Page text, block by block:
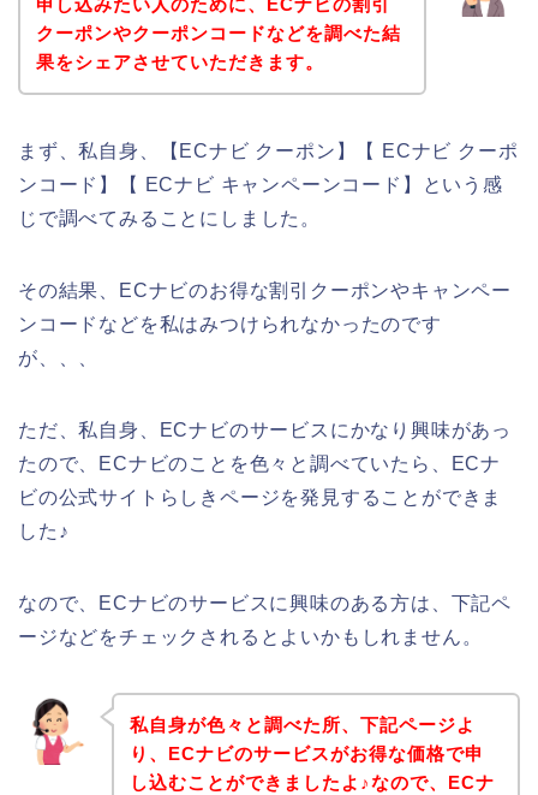
申し込みたい人のために、ECナビの割引
クーポンやクーポンコードなどを調べた結
果をシェアさせていただきます。
まず、私自身、【ECナビ クーポン】【 ECナビ クーポ
ンコード】【 ECナビ キャンペーンコード】という感
じで調べてみることにしました。
その結果、ECナビのお得な割引クーポンやキャンペー
ンコードなどを私はみつけられなかったのです
が、、、
ただ、私自身、ECナビのサービスにかなり興味があっ
たので、ECナビのことを色々と調べていたら、ECナ
ビの公式サイトらしきページを発見することができま
した♪
なので、ECナビのサービスに興味のある方は、下記ペ
ージなどをチェックされるとよいかもしれません。
私自身が色々と調べた所、下記ページよ
り、ECナビのサービスがお得な価格で申
し込むことができましたよ♪なので、ECナ